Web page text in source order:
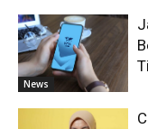
News